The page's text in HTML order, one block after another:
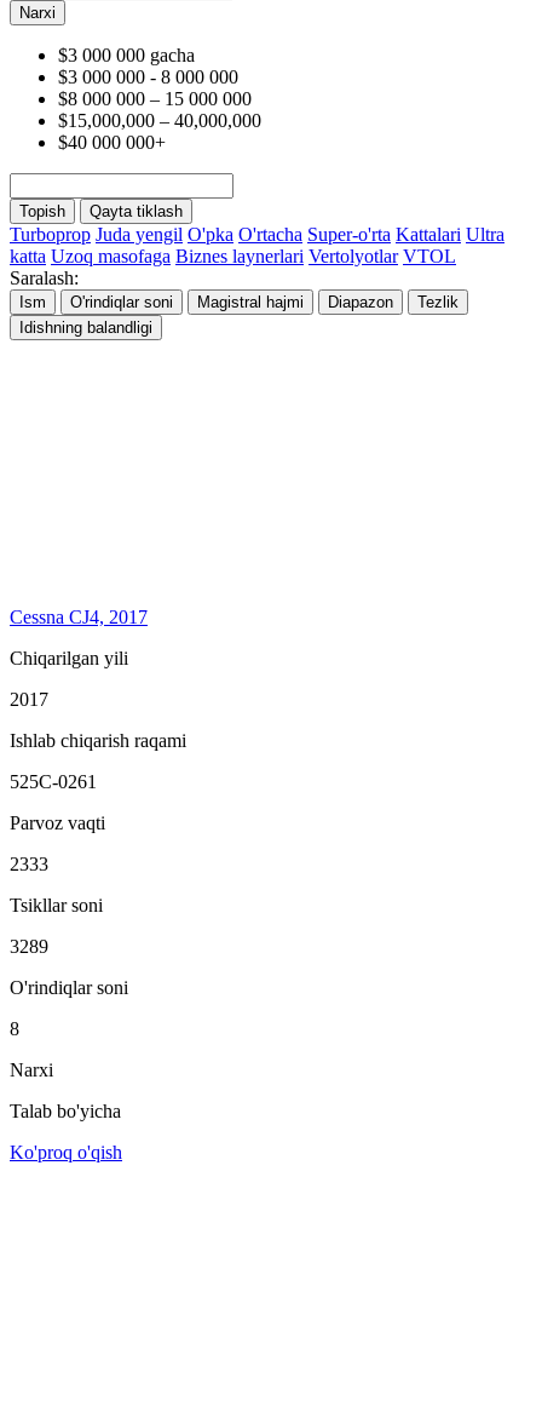
Narxi
$3 000 000 gacha
$3 000 000 - 8 000 000
$8 000 000 – 15 000 000
$15,000,000 – 40,000,000
$40 000 000+
Topish Qayta tiklash
Turboprop Juda yengil O'pka O'rtacha Super-o'rta Kattalari Ultra
katta Uzoq masofaga Biznes laynerlari Vertolyotlar VTOL
Saralash:
Ism O'rindiqlar soni Magistral hajmi Diapazon
Tezlik
Idishning balandligi
Cessna CJ4, 2017
Chiqarilgan yili
2017
Ishlab chiqarish raqami
525C-0261
Parvoz vaqti
2333
Tsikllar soni
3289
O'rindiqlar soni
8
Narxi
Talab bo'yicha
Ko'proq o'qish